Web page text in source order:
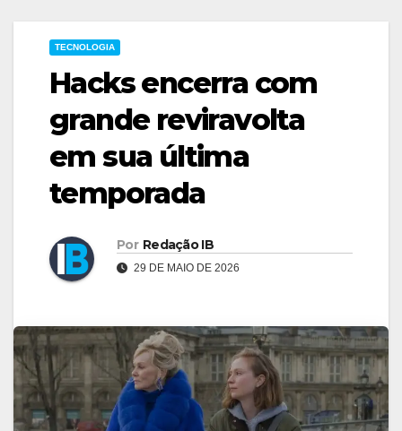
TECNOLOGIA
Hacks encerra com
grande reviravolta
em sua última
temporada
Por Redação IB
29 DE MAIO DE 2026